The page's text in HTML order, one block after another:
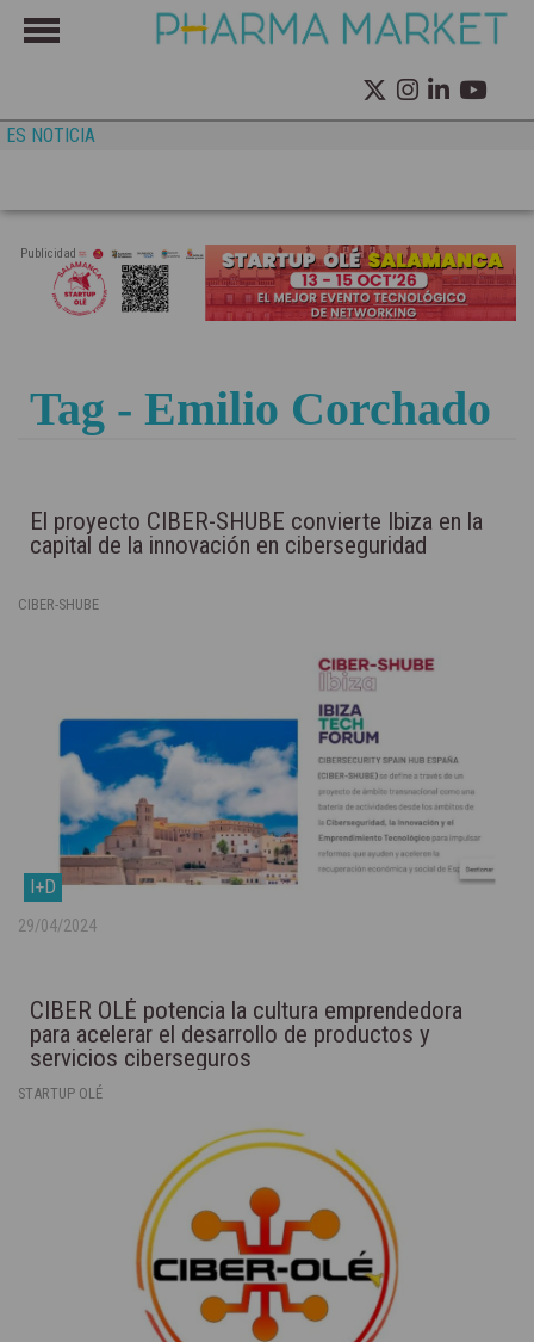
ES NOTICIA
Publicidad
Tag - Emilio Corchado
El proyecto CIBER-SHUBE convierte Ibiza en la
capital de la innovación en ciberseguridad
CIBER-SHUBE
I+D
29/04/2024
CIBER OLÉ potencia la cultura emprendedora
para acelerar el desarrollo de productos y
servicios ciberseguros
STARTUP OLÉ